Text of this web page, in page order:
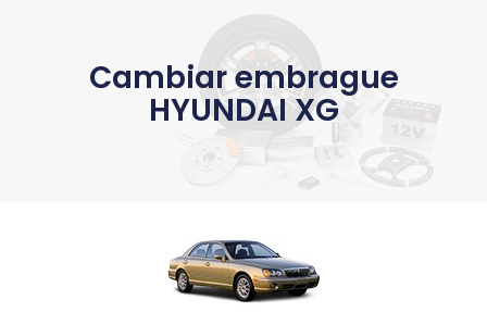
Cambiar embrague
HYUNDAI XG